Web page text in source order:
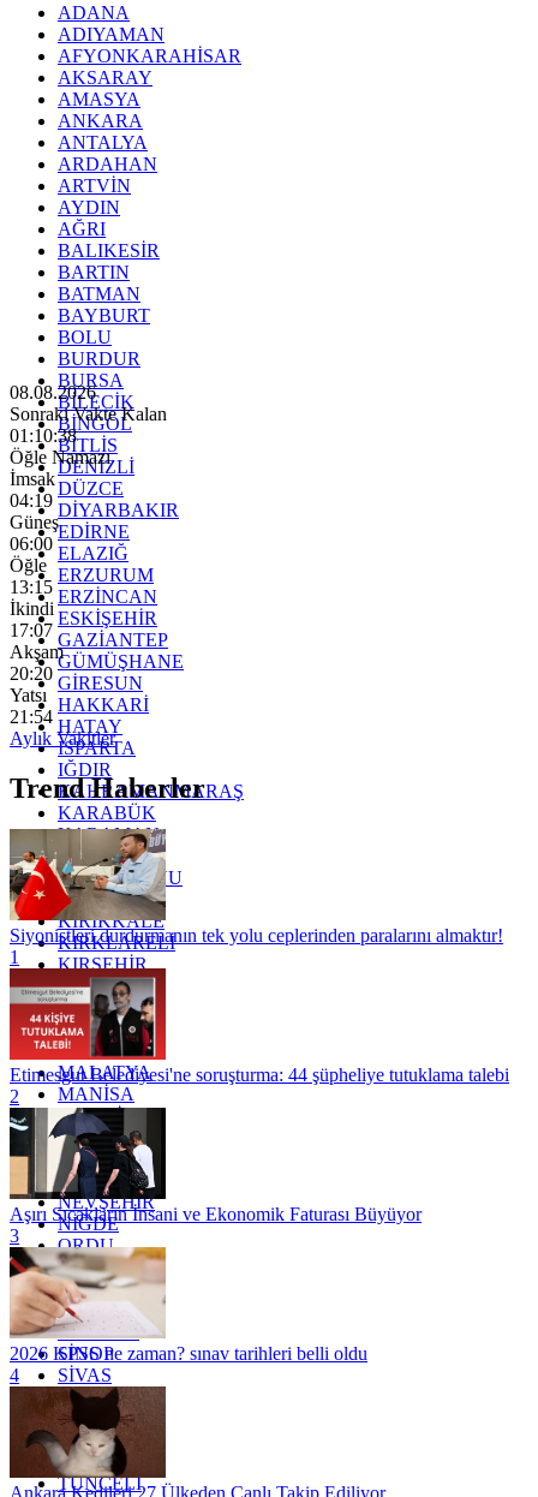
ADANA
ADIYAMAN
AFYONKARAHİSAR
AKSARAY
AMASYA
ANKARA
ANTALYA
ARDAHAN
ARTVİN
AYDIN
AĞRI
BALIKESİR
BARTIN
BATMAN
BAYBURT
BOLU
BURDUR
BURSA
BİLECİK
BİNGÖL
BİTLİS
DENİZLİ
DÜZCE
DİYARBAKIR
EDİRNE
ELAZIĞ
ERZURUM
ERZİNCAN
ESKİŞEHİR
GAZİANTEP
GÜMÜŞHANE
GİRESUN
HAKKARİ
HATAY
ISPARTA
IĞDIR
KAHRAMANMARAŞ
KARABÜK
KARAMAN
KARS
KASTAMONU
KAYSERİ
KIRIKKALE
KIRKLARELİ
KIRŞEHİR
KOCAELİ
KONYA
KÜTAHYA
KİLİS
MALATYA
MANİSA
MARDİN
MERSİN
MUĞLA
MUŞ
NEVŞEHİR
NİĞDE
ORDU
OSMANİYE
RİZE
SAKARYA
SAMSUN
SİNOP
SİVAS
SİİRT
TEKİRDAĞ
TOKAT
TRABZON
TUNCELİ
08.08.2026
Sonraki Vakte Kalan
01:10:36
Öğle Namazı
İmsak
04:19
Güneş
06:00
Öğle
13:15
İkindi
17:07
Akşam
20:20
Yatsı
21:54
Aylık Vakitler
Trend Haberler
Siyonistleri durdurmanın tek yolu ceplerinden paralarını almaktır!
1
Etimesgut Belediyesi'ne soruşturma: 44 şüpheliye tutuklama talebi
2
Aşırı Sıcakların İnsani ve Ekonomik Faturası Büyüyor
3
2026 KPSS ne zaman? sınav tarihleri belli oldu
4